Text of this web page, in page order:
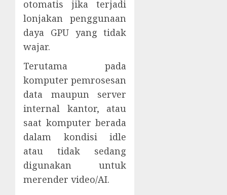
otomatis jika terjadi
lonjakan penggunaan
daya GPU yang tidak
wajar.
Terutama pada
komputer pemrosesan
data maupun server
internal kantor, atau
saat komputer berada
dalam kondisi idle
atau tidak sedang
digunakan untuk
merender video/AI.